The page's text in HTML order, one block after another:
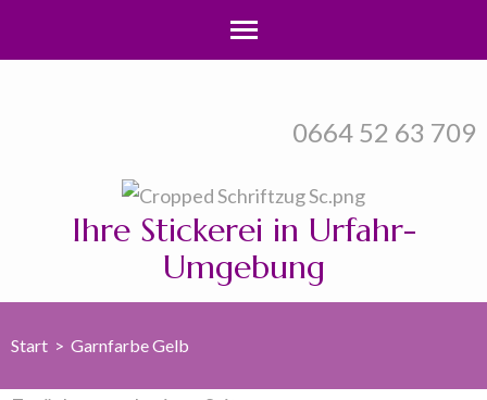
0664 52 63 709
Ihre Stickerei in Urfahr-
Umgebung
Start > Garnfarbe Gelb